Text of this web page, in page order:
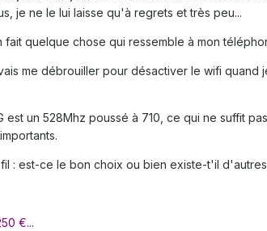
je ne le lui laisse qu'à regrets et très peu...
quelque chose qui ressemble à mon
me débrouiller pour désactiver le wifi quand
un 528Mhz poussé à 710, ce qui ne suffit
: est-ce le bon choix ou bien existe-t'il
€...